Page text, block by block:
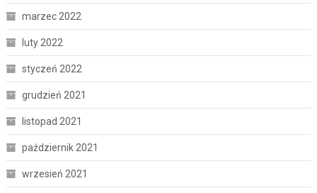
marzec 2022
luty 2022
styczeń 2022
grudzień 2021
listopad 2021
październik 2021
wrzesień 2021